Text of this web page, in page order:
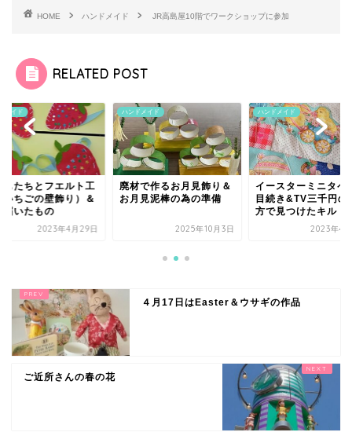
HOME ハンドメイド JR高島屋10階でワークショップに参加
RELATED POST
メイド
もたちとフエルト工
いちごの壁飾り）＆
届いたもの
2023年4月29日
ハンドメイド
廃材で作るお月見飾り＆
お月見泥棒の為の準備
2025年10月3日
ハンドメイド
イースターミニタペ
目続き&TV三千円の
方で見つけたキルト
2023年4
４月17日はEaster＆ウサギの作品
ご近所さんの春の花